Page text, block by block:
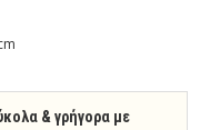
& γρήγορα με